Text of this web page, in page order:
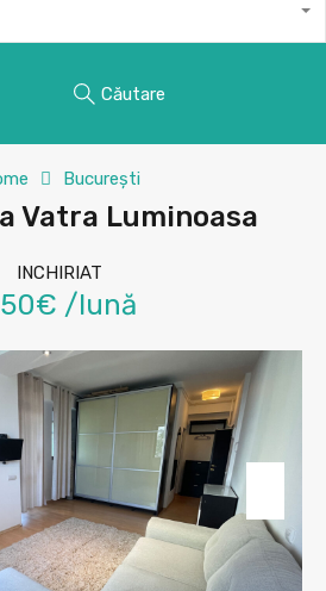
Căutare
București
Vatra Luminoasa
INCHIRIAT
/lună